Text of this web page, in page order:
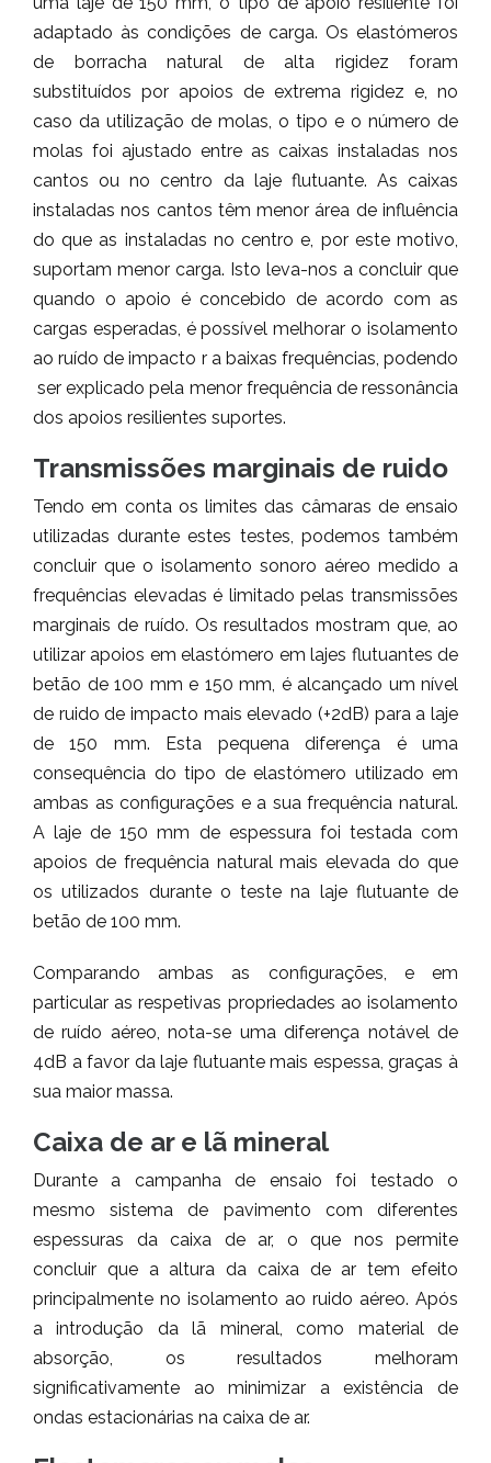
adaptado às condições de carga. Os elastómeros
de borracha natural de alta rigidez foram
substituídos por apoios de extrema rigidez e, no
caso da utilização de molas, o tipo e o número de
molas foi ajustado entre as caixas instaladas nos
cantos ou no centro da laje flutuante. As caixas
instaladas nos cantos têm menor área de influência
do que as instaladas no centro e, por este motivo,
suportam menor carga. Isto leva-nos a concluir que
quando o apoio é concebido de acordo com as
cargas esperadas, é possível melhorar o isolamento
ao ruído de impacto r a baixas frequências, podendo
ser explicado pela menor frequência de ressonância
dos apoios resilientes suportes.
Transmissões marginais de ruido
Tendo em conta os limites das câmaras de ensaio
utilizadas durante estes testes, podemos também
concluir que o isolamento sonoro aéreo medido a
frequências elevadas é limitado pelas transmissões
marginais de ruído. Os resultados mostram que, ao
utilizar apoios em elastómero em lajes flutuantes de
betão de 100 mm e 150 mm, é alcançado um nível
de ruido de impacto mais elevado (+2dB) para a laje
de 150 mm. Esta pequena diferença é uma
consequência do tipo de elastómero utilizado em
ambas as configurações e a sua frequência natural.
A laje de 150 mm de espessura foi testada com
apoios de frequência natural mais elevada do que
os utilizados durante o teste na laje flutuante de
betão de 100 mm.
Comparando ambas as configurações, e em
particular as respetivas propriedades ao isolamento
de ruído aéreo, nota-se uma diferença notável de
4dB a favor da laje flutuante mais espessa, graças à
sua maior massa.
Caixa de ar e lã mineral
Durante a campanha de ensaio foi testado o
mesmo sistema de pavimento com diferentes
espessuras da caixa de ar, o que nos permite
concluir que a altura da caixa de ar tem efeito
principalmente no isolamento ao ruido aéreo. Após
a introdução da lã mineral, como material de
absorção, os resultados melhoram
significativamente ao minimizar a existência de
ondas estacionárias na caixa de ar.